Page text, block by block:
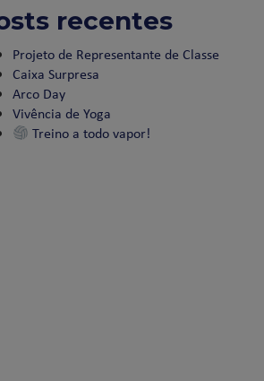
recentes
Projeto de Representante de Classe
Caixa Surpresa
Arco Day
Vivência de Yoga
Treino a todo vapor!